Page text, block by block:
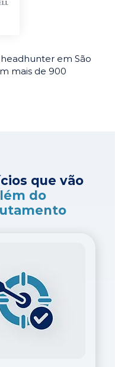
em São
mais de 900
que vão
do